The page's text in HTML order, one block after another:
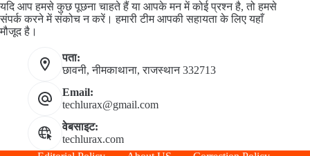
यदि आप हमसे कुछ पूछना चाहते हैं या आपके मन में कोई प्रश्न है, तो हमसे
संपर्क करने में संकोच न करें। हमारी टीम आपकी सहायता के लिए यहाँ
मौजूद है।
पता:
छावनी, नीमकाथाना, राजस्थान 332713
Email:
techlurax@gmail.com
वेबसाइट:
techlurax.com